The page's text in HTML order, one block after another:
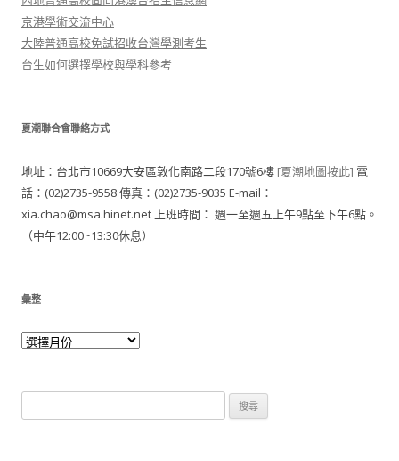
京港學術交流中心
大陸普通高校免試招收台灣學測考生
台生如何選擇學校與學科參考
夏潮聯合會聯絡方式
地址：台北市10669大安區敦化南路二段170號6樓 [夏潮地圖按此] 電
話：(02)2735-9558 傳真：(02)2735-9035 E-mail：
xia.chao@msa.hinet.net 上班時間： 週一至週五上午9點至下午6點。
（中午12:00~13:30休息）
彙整